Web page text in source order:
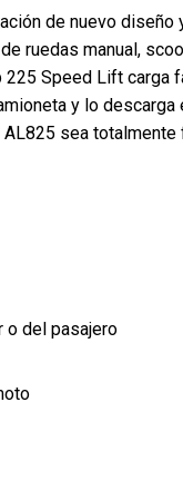
de nuevo diseño
ruedas manual,
Speed Lift carga
y lo descarga
sea
o del pasajero